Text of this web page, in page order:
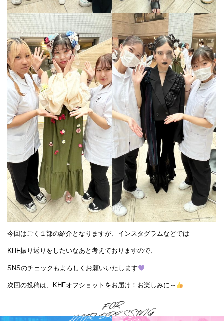
今回はごく１部の紹介となりますが、インスタグラムなどでは
KHF振り返りをしたいなあと考えておりますので、
SNSのチェックもよろしくお願いいたします
次回の投稿は、KHFオフショットをお届け！お楽しみに～